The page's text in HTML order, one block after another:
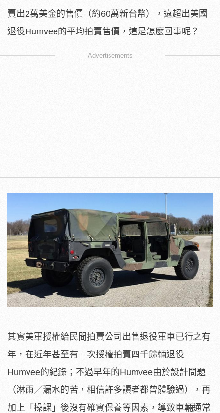
賣出2萬美金的售價（約60萬新台幣），遠超出美國
退役Humvee的平均拍賣售價，這是怎麼回事呢？
Advertisements
其實美軍授權給民間拍賣公司出售退役軍車已行之有
年，在近年甚至有一次授權拍賣四千餘輛退役
Humvee的紀錄；不過早年的Humvee由於設計問題
（淋雨／漏水的苦，相信許多讀者都曾體驗過），再
加上「操課」後沒有確實保養等因素，導致車輛通常